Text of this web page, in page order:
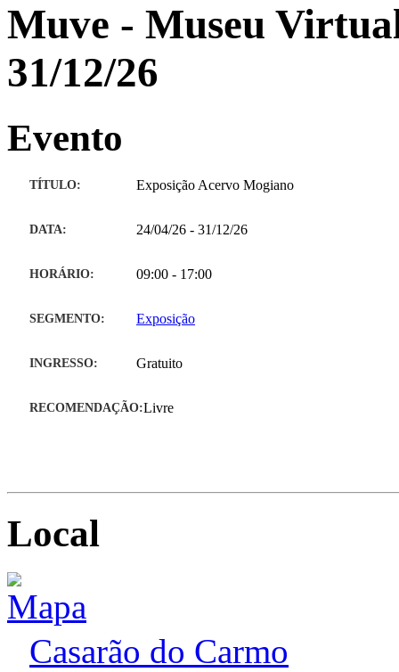
Muve - Museu
31/12/26
Evento
TÍTULO: Exposição Acervo Mogiano
DATA: 24/04/26 - 31/12/26
HORÁRIO: 09:00 - 17:00
SEGMENTO: Exposição
INGRESSO: Gratuito
RECOMENDAÇÃO:Livre
Local
Casarão do Carmo